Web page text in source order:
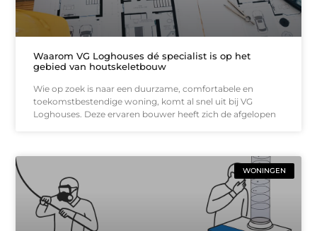
Waarom VG Loghouses dé specialist is op het
gebied van houtskeletbouw
Wie op zoek is naar een duurzame, comfortabele en
toekomstbestendige woning, komt al snel uit bij VG
Loghouses. Deze ervaren bouwer heeft zich de afgelopen
WONINGEN